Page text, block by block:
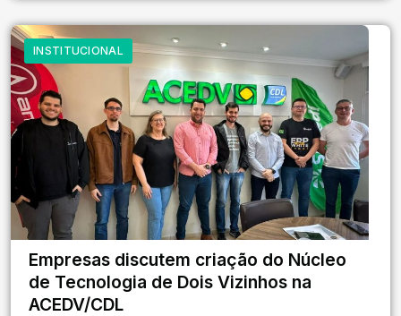
INSTITUCIONAL
Empresas discutem criação do Núcleo
de Tecnologia de Dois Vizinhos na
ACEDV/CDL